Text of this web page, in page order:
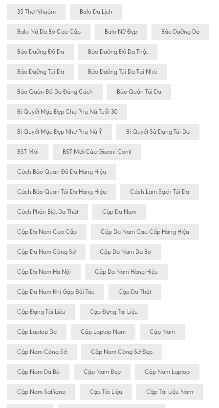
35 Thợ Nhuộm Balo Du Lịch
Balo Nữ Da Bò Cao Cấp Balo Nữ Đẹp Bảo Dưỡng Da
Bảo Dưỡng Đồ Da Bảo Dưỡng Đồ Da Thật
Bảo Dưỡng Túi Da Bảo Dưỡng Túi Da Tại Nhà
Bảo Quản Đồ Da Đúng Cách Bảo Quản Túi Da
Bí Quyết Mặc Đẹp Cho Phụ Nữ Tuổi 30
Bí Quyết Mặc Đẹp Như Phụ Nữ Ý Bí Quyết Sử Dụng Túi Da
BST Mới BST Mới Của Gianni Conti
Cách Bảo Quan Đồ Da Hàng Hiệu
Cách Bảo Quan Túi Da Hàng Hiệu Cách Làm Sạch Túi Da
Cách Phân Biệt Da Thật Cặp Da Nam
Cặp Da Nam Cao Cấp Cặp Da Nam Cao Cấp Hàng Hiệu
Cặp Da Nam Công Sở Cặp Da Nam Da Bò
Cặp Da Nam Hà Nội Cặp Da Nam Hàng Hiệu
Cặp Da Nam Khi Gặp Đối Tác Cặp Da Thật
Cặp Đựng Tài Liêu Cặp Đựng Tài Liệu
Cặp Laptop Da Cặp Laptop Nam Cặp Nam
Cặp Nam Công Sở Cặp Nam Công Sở Đẹp
Cặp Nam Da Bò Cặp Nam Đẹp Cặp Nam Laptop
Cặp Nam Saffiano Cặp Tài Liệu Cặp Tài Liệu Nam